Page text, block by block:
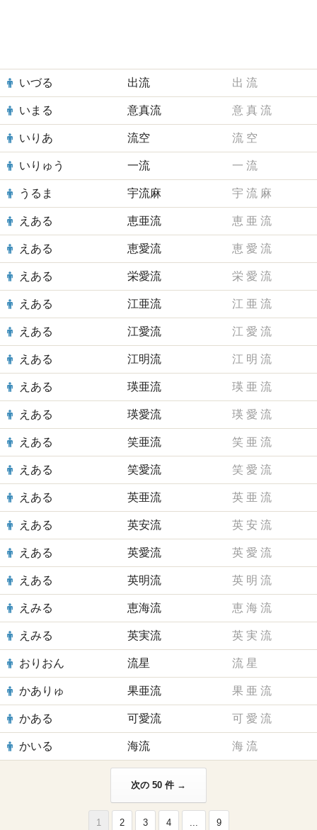
いづる 出流 出 流
いまる 意真流 意 真 流
いりあ 流空 流 空
いりゅう 一流 一 流
うるま 宇流麻 宇 流 麻
えある 恵亜流 恵 亜 流
えある 恵愛流 恵 愛 流
えある 栄愛流 栄 愛 流
えある 江亜流 江 亜 流
えある 江愛流 江 愛 流
えある 江明流 江 明 流
えある 瑛亜流 瑛 亜 流
えある 瑛愛流 瑛 愛 流
えある 笑亜流 笑 亜 流
えある 笑愛流 笑 愛 流
えある 英亜流 英 亜 流
えある 英安流 英 安 流
えある 英愛流 英 愛 流
えある 英明流 英 明 流
えみる 恵海流 恵 海 流
えみる 英実流 英 実 流
おりおん 流星 流 星
かありゅ 果亜流 果 亜 流
かある 可愛流 可 愛 流
かいる 海流 海 流
次の 50 件 →
1 2 3 4 ... 9